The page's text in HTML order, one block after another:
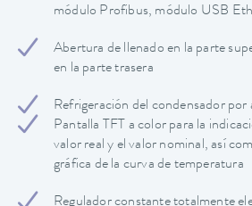
módulo Profibus, módulo USB
Abertura de llenado en la parte
en la parte trasera
Refrigeración del condensador por
Pantalla TFT a color para la
valor real y el valor nominal, así
gráfica de la curva de temperatura
Regulador constante totalmente